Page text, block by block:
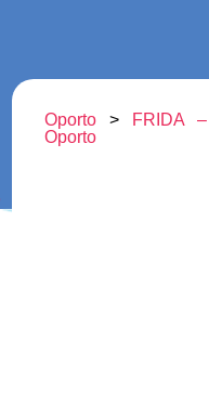
Oporto>
FRIDA
Oporto